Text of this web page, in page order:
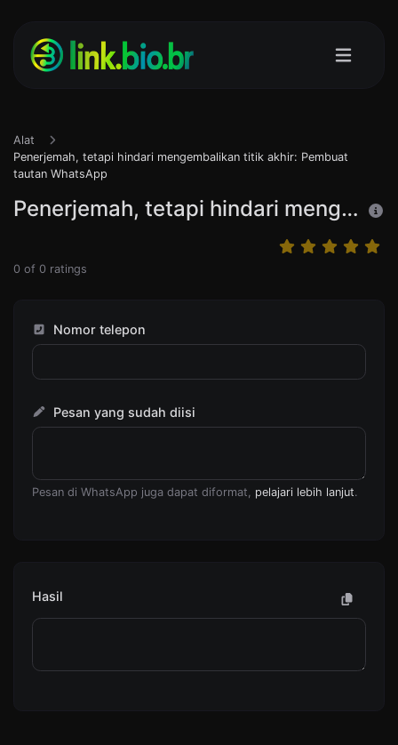
Alat
Penerjemah, tetapi hindari mengembalikan titik akhir: Pembuat
tautan WhatsApp
Penerjemah, tetapi hindari mengembalikan titik akhir: Pembuat tautan WhatsApp
0 of 0 ratings
Nomor telepon
Pesan yang sudah diisi
Pesan di WhatsApp juga dapat diformat, pelajari lebih lanjut.
Hasil